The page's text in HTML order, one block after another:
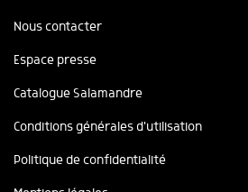
Nous contacter
Espace presse
Catalogue Salamandre
Conditions générales d'utilisation
Politique de confidentialité